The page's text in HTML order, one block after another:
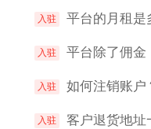
入驻 平台的月租是
入驻
入驻 如何注销账户
入驻 客户退货地址